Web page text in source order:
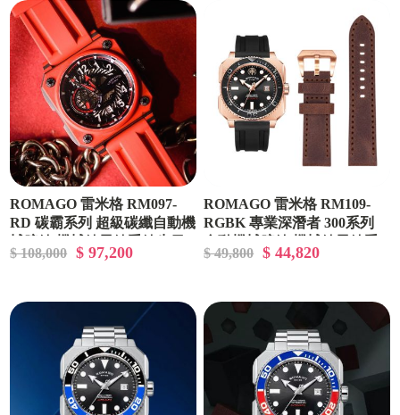
ROMAGO 雷米格 RM097-
RD 碳霸系列 超級碳纖自動機
禮
$ 108,000 $ 97,200
ROMAGO 雷米格 RM109-
RGBK 專業深潛者 300系列
錶生日禮
$ 49,800 $ 44,820